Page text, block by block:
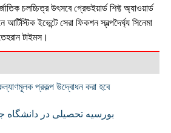
চলচ্চিত্র উৎসবে গ্রেভইয়ার্ড শিফ্ট অ্যাওয়ার্ড
ইভেন্টে সেরা ফিকশন স্বল্পদৈর্ঘ্য সিনেমা
টাইমস।
প্রকল্প উদ্বোধন করা হবে
بورسیه تحصیلی در دانشگاه